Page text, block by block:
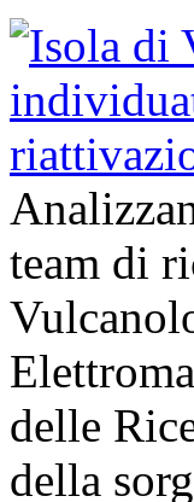
team di
delle
della